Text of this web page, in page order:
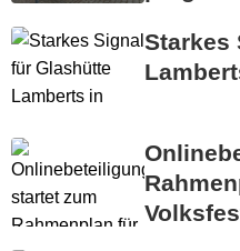
Starkes